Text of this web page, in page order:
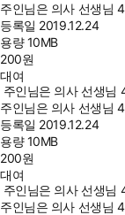
주인님은 의사 선생님
등록일 2019.12.24
용량10MB
200원
대여
주인님은 의사 선생님
주인님은 의사 선생님
등록일 2019.12.24
용량10MB
200원
대여
주인님은 의사 선생님
주인님은 의사 선생님